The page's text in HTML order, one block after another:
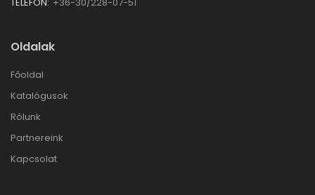
Oldalak
Főoldal
Katalógusok
Rólunk
Partnereink
Kapcsolat